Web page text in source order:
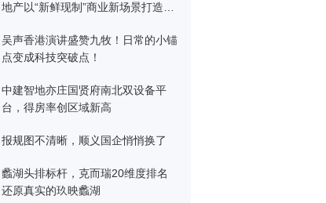
地产以“新鲜现制”商业新场景打造社
吴声香港演讲盛赞九牧！日常的小锚
点变成科技突破点！
中建智地亦庄国贤府南北双设备平
台，得房率创区域新高
报规图不清晰，顺义国企悄悄换了
蠡湖头排标杆，克而瑞20维度排名
还原真实的玖映蠡湖